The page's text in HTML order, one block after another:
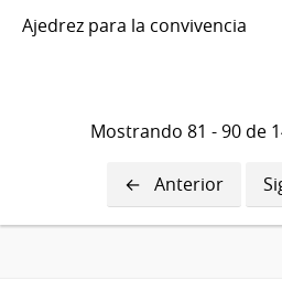
Ajedrez para la convivencia
Mostrando 81 - 90 de
Página
anterior
Anterior